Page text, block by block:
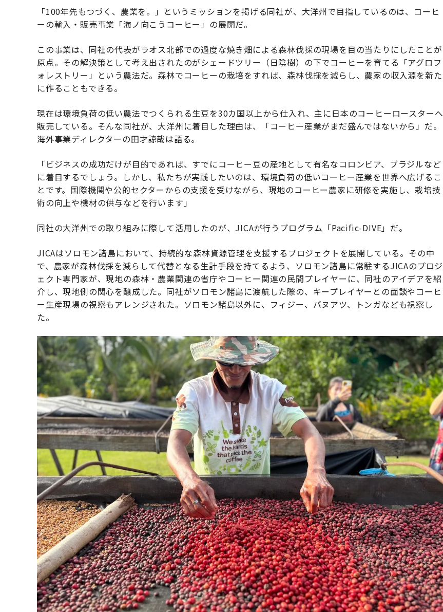
「100年先もつづく、農業を。」というミッションを掲げる同社が、大洋州で目指しているのは、コーヒ
ーの輸入・販売事業「海ノ向こうコーヒー」の展開だ。
この事業は、同社の代表がラオス北部での過度な焼き畑による森林伐採の現場を目の当たりにしたことが
原点。その解決策として考え出されたのがシェードツリー（日陰樹）の下でコーヒーを育てる「アグロフ
ォレストリー」という農法だ。森林でコーヒーの栽培をすれば、森林伐採を減らし、農家の収入源を新た
に作ることもできる。
現在は環境負荷の低い農法でつくられる生豆を30カ国以上から仕入れ、主に日本のコーヒーロースターへ
販売している。そんな同社が、大洋州に着目した理由は、「コーヒー産業がまだ盛んではないから」だ。
海外事業ディレクターの田才諒哉は語る。
「ビジネスの成功だけが目的であれば、すでにコーヒー豆の産地として有名なコロンビア、ブラジルなど
に着目するでしょう。しかし、私たちが実践したいのは、環境負荷の低いコーヒー産業を世界へ広げるこ
とです。国際機関や公的セクターからの支援を受けながら、現地のコーヒー農家に研修を実施し、栽培技
術の向上や機材の供与などを行います」
同社の大洋州での取り組みに際して活用したのが、JICAが行うプログラム「Pacific-DIVE」だ。
JICAはソロモン諸島において、持続的な森林資源管理を支援するプロジェクトを展開している。その中
で、農家が森林伐採を減らして代替となる生計手段を持てるよう、ソロモン諸島に常駐するJICAのプロジ
ェクト専門家が、現地の森林・農業関連の省庁やコーヒー関連の民間プレイヤーに、同社のアイデアを紹
介し、現地側の関心を醸成した。同社がソロモン諸島に渡航した際の、キープレイヤーとの面談やコーヒ
ー生産現場の視察もアレンジされた。ソロモン諸島以外に、フィジー、バヌアツ、トンガなども視察し
た。